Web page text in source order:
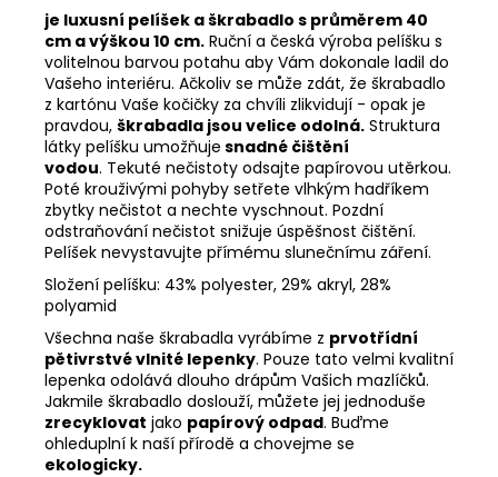
je luxusní pelíšek a škrabadlo s průměrem 40
cm a výškou 10 cm. Ruční a česká výroba pelíšku s
volitelnou barvou potahu aby Vám dokonale ladil do
Vašeho interiéru. Ačkoliv se může zdát, že škrabadlo
z kartónu Vaše kočičky za chvíli zlikvidují - opak je
pravdou, škrabadla jsou velice odolná. Struktura
látky pelíšku umožňuje snadné čištění
vodou. Tekuté nečistoty odsajte papírovou utěrkou.
Poté krouživými pohyby setřete vlhkým hadříkem
zbytky nečistot a nechte vyschnout. Pozdní
odstraňování nečistot snižuje úspěšnost čištění.
Pelíšek nevystavujte přímému slunečnímu záření.
Složení pelíšku: 43% polyester, 29% akryl, 28%
polyamid
Všechna naše škrabadla vyrábíme z prvotřídní
pětivrstvé vlnité lepenky. Pouze tato velmi kvalitní
lepenka odolává dlouho drápům Vašich mazlíčků.
Jakmile škrabadlo doslouží, můžete jej jednoduše
zrecyklovat jako papírový odpad. Buďme
ohleduplní k naší přírodě a chovejme se
ekologicky.